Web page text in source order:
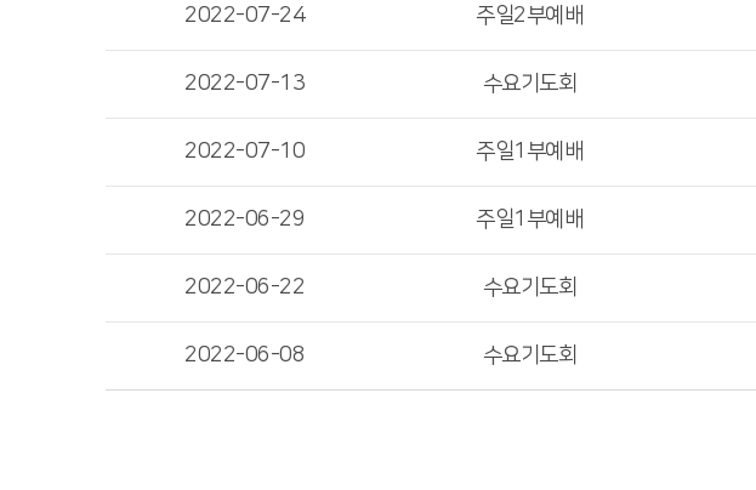
2022-07-24 주일2부예배
2022-07-13 수요기도회
2022-07-10 주일1부예배
2022-06-29 주일1부예배
2022-06-22 수요기도회
2022-06-08 수요기도회